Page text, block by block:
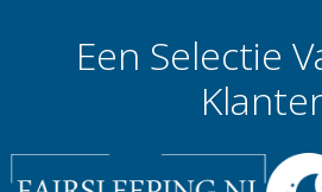
Een Selectie